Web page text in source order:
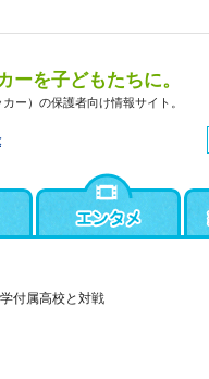
ーを子どもたちに。
ー）の保護者向け情報サイト。
付属高校と対戦